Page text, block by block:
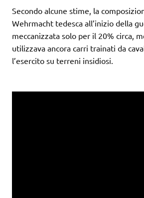
Secondo alcune stime, la
Wehrmacht tedesca all’inizio della
meccanizzata solo per il 20% circa,
utilizzava ancora carri trainati da
l’esercito su terreni insidiosi.